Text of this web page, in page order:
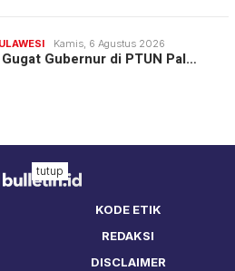
Kamis, 6 Agustus 2026
Gubernur di PTUN Pal…
KODE ETIK
REDAKSI
DISCLAIMER
tutup